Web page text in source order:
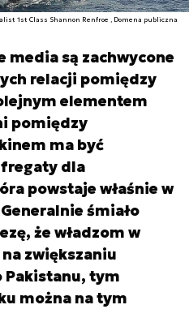
1st Class Shannon Renfroe , Domena publiczna
media są zachwycone
relacji pomiędzy
elementem
pomiędzy
ma być
dla
powstaje właśnie w
śmiało
że władzom w
zwiększaniu
Pakistanu, tym
można na tym